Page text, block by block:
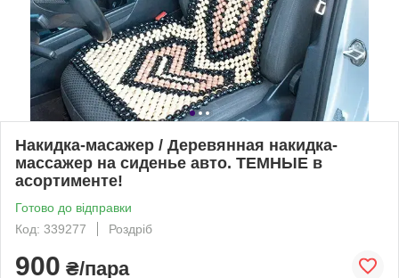
Накидка-масажер / Деревянная накидка-
массажер на сиденье авто. ТЕМНЫЕ в
асортименте!
Готово до відправки
Код: 339277
Роздріб
900 ₴/пара